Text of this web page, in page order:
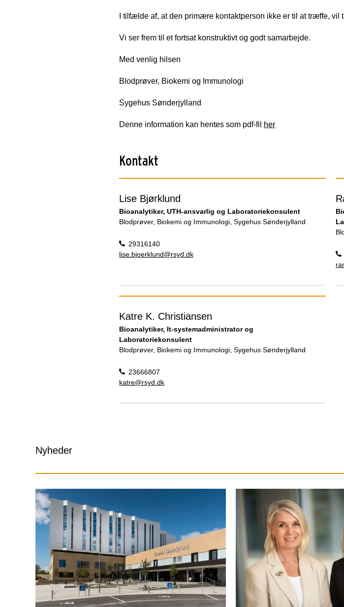
I tilfælde af, at den primære kontaktperson ikke er til at træffe,
Vi ser frem til et fortsat konstruktivt og godt samarbejde.
Med venlig hilsen
Blodprøver, Biokemi og Immunologi
Sygehus Sønderjylland
Denne information kan hentes som pdf-fil her
Kontakt
Lise Bjørklund
Bioanalytiker, UTH-ansvarlig og Laboratoriekonsulent
Blodprøver, Biokemi og Immunologi, Sygehus Sønderjylland
29316140
lise.bjoerklund@rsyd.dk
Katre K. Christiansen
Bioanalytiker, It-systemadministrator og
Laboratoriekonsulent
Blodprøver, Biokemi og Immunologi, Sygehus Sønderjylland
23666807
katre@rsyd.dk
Nyheder